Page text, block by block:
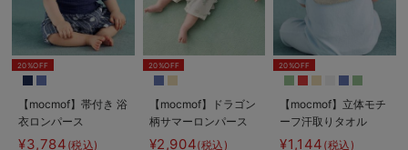
20%OFF
【mocmof】帯付き 浴
衣ロンパース
¥3,784 (税込)
20%OFF
【mocmof】ドラゴン
柄サマーロンパース
¥2,904(税込)
20%OFF
【mocmof】立体モチ
ーフ汗取りタオル
¥1,144 (税込)